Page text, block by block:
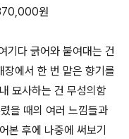
원
기다 긁어와 붙여대는 건
장에서 한 번 맡은 향기를
묘사하는 건 무성의함
을 때의 여러 느낌들과
본 후에 나중에 써보기